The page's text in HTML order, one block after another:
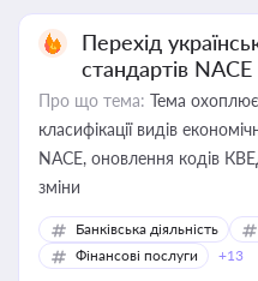
Перехід
стандартів NACE
Про що тема: Тема охоплює
класифікації видів
NACE, оновлення кодів
зміни
Банківська діяльність
Фінансові послуги
+13